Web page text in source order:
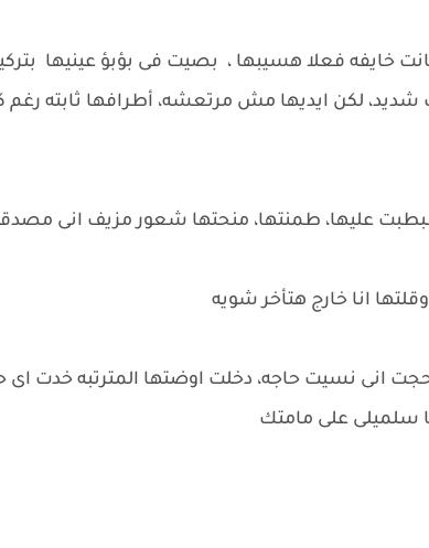
خايفه فعلا هسيبها ، بصيت فى بؤبؤ عينيها
شديد، لكن ايديها مش مرتعشه، أطرافها ثابته
عليها، طمنتها، منحتها شعور مزيف انى
انا خارج هتأخر شويه
انى نسيت حاجه، دخلت اوضتها المترتبه خدت اى
سلميلى على مامتك